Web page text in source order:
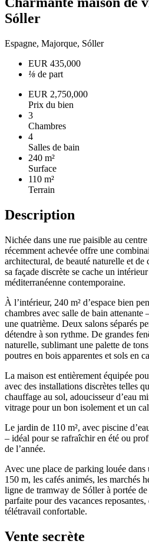
Sóller
Espagne, Majorque, Sóller
EUR 435,000
⅛ de part
EUR 2,750,000
Prix du bien
3
Chambres
4
Salles de bain
240 m²
Surface
110 m²
Terrain
Description
Nichée dans une rue paisible au
récemment achevée offre une
architectural, de beauté naturelle et
sa façade discrète se cache un
méditerranéenne contemporaine.
À l’intérieur, 240 m² d’espace bien
chambres avec salle de bain attenante
une quatrième. Deux salons séparés
détendre à son rythme. De grandes
naturelle, sublimant une palette de
poutres en bois apparentes et sols en
La maison est entièrement équipée
avec des installations discrètes telles
chauffage au sol, adoucisseur d’eau
vitrage pour un bon isolement et un
Le jardin de 110 m², avec piscine
– idéal pour se rafraîchir en été ou
de l’année.
Avec une place de parking louée dans
150 m, les cafés animés, les marchés
ligne de tramway de Sóller à portée
parfaite pour des vacances
télétravail confortable.
Vente secrète